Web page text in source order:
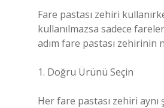
Fare pastası zehiri
kullanılmazsa sadece
adım fare pastası zehirinin
1. Doğru Ürünü Seçin
Her fare pastası zehiri